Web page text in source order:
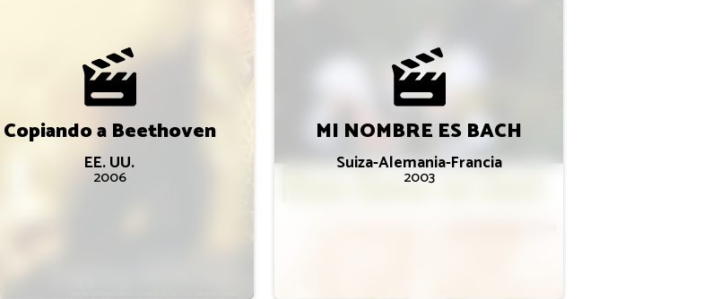
Copiando a Beethoven
EE. UU.
2006
MI NOMBRE ES BACH
Suiza-Alemania-Francia
2003